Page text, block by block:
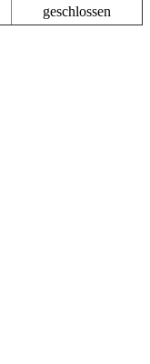
geschlossen